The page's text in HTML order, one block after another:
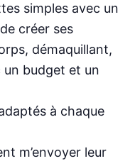
simples avec un
créer ses
démaquillant,
un budget et un
à chaque
m’envoyer leur